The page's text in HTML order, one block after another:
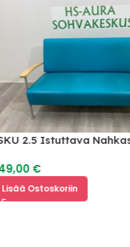
Istuttava
€
Ostoskoriin